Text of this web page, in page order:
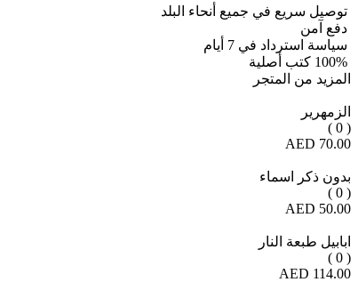
توصيل سريع في جميع أنحاء البلد
دفع آمن
سياسة استرداد في 7 أيام
100% كتب أصلية
المزيد من المتجر
الزمهرير
( 0 )
70.00 AED
بدون ذكر اسماء
( 0 )
50.00 AED
ابابيل طبعة النار
( 0 )
114.00 AED